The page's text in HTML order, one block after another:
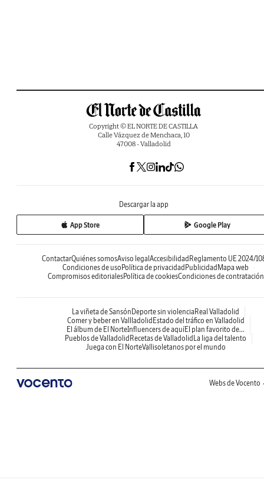
Copyright © EL NORTE DE CASTILLA
Calle Vázquez de Menchaca, 10
47008 - Valladolid
Descargar la app
App Store Google Play
ContactarQuiénes somosAviso legal Accesibilidad Reglamento UE 2024/
Condiciones de uso Política de privacidad Publicidad Mapa web
Compromisos editorialesPolítica de cookiesCondiciones de contratación
La viñeta de Sansón Deporte sin violencia Real Valladolid
Comer y beber en Vallladolid Estado del tráfico en Valladolid
El álbum de El NorteInfluencers de aquíEl plan favorito de...
Pueblos de Valladolid Recetas de Valladolid La liga del talento
Juega con El NorteVallisoletanos por el mundo
Webs de Vocento